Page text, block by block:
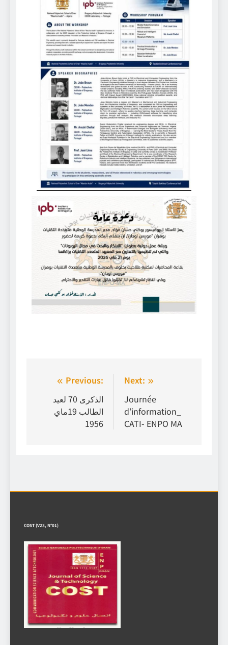
Navigation
l’article
Previous:
الذكرى 70 لعيد
الطالب 19ماي
1956
Next:
Journée
d’information_
CATI- ENPO MA
COST (V23, N°01)